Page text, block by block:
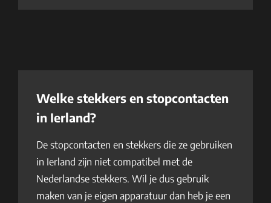
Welke stekkers en stopcontacten
in Ierland?
De stopcontacten en stekkers die ze gebruiken
in Ierland zijn niet compatibel met de
Nederlandse stekkers. Wil je dus gebruik
maken van je eigen apparatuur dan heb je een